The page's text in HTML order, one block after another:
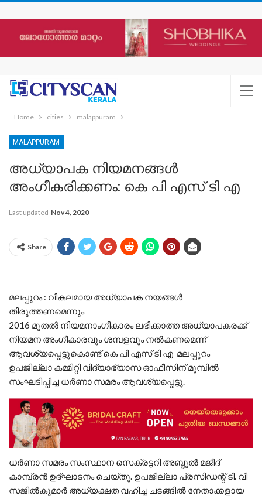
Home cities malappuram
MALAPPURAM
അധ്യാപക നിയമനങ്ങള്‍
അംഗീകരിക്കണം: കെ പി എസ് ടി എ
Last updated Nov 4, 2020
Share
മലപ്പുറം : വികലമായ അധ്യാപക നയങ്ങള്‍
തിരുത്തണമെന്നും
2016 മുതല്‍ നിയമനാംഗീകാരം ലഭിക്കാത്ത അധ്യാപകരക്ക്
നിയമന അംഗീകാരവും ശമ്പളവും നല്‍കണമെന്ന്
ആവശ്യപ്പെട്ടുകൊണ്ട് കെ പി എസ് ടി എ മലപ്പുറം
ഉപജില്ലാ കമ്മിറ്റി വിദ്യാഭ്യാസ ഓഫീസിന് മുമ്പില്‍
സംഘടിപ്പിച്ച ധര്‍ണാ സമരം ആവശ്യപ്പെട്ടു.
ധര്‍ണാ സമരം സംസ്ഥാന സെക്രട്ടറി അബ്ദുല്‍ മജീദ്
കാമ്പ്രന്‍ ഉദ്ഘാടനം ചെയ്തു. ഉപജില്ലാ പ്രസിഡന്റ് ടി. വി
സജില്‍കുമാര്‍ അധ്യക്ഷത വഹിച്ച ചടങ്ങില്‍ നേതാക്കളായ